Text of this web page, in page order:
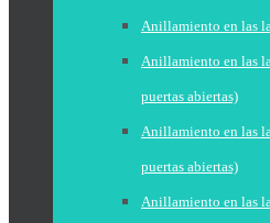
Anillamiento en las
Anillamiento en las
puertas abiertas)
Anillamiento en las
puertas abiertas)
Anillamiento en las